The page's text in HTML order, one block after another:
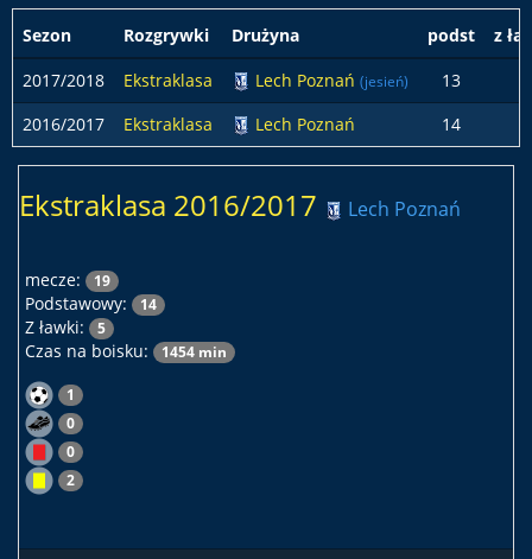
Sezon Rozgrywki Drużyna podst
z
2017/2018
Ekstraklasa Lech Poznań (jesień)
13
2016/2017
Ekstraklasa Lech Poznań 14
Ekstraklasa 2016/2017 Lech Poznań
mecze: 19
Podstawowy: 14
Z ławki: 5
Czas na boisku: 1454 min
1
0
0
2